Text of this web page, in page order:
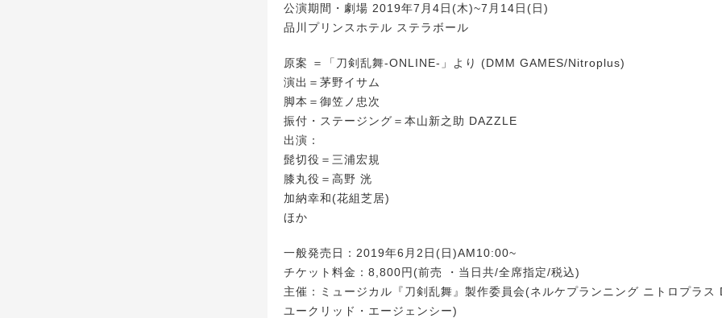
公演期間・劇場 2019年7月4日(木)~7月14日(日)
品川プリンスホテル ステラボール
原案 ＝「刀剣乱舞-ONLINE-」より (DMM GAMES/Nitroplus)
演出＝茅野イサム
脚本＝御笠ノ忠次
振付・ステージング＝本山新之助 DAZZLE
出演：
髭切役＝三浦宏規
膝丸役＝高野 洸
加納幸和(花組芝居)
ほか
一般発売日：2019年6月2日(日)AM10:00~
チケット料金：8,800円(前売 ・当日共/全席指定/税込)
主催：ミュージカル『刀剣乱舞』製作委員会(ネルケプランニング ニトロプラス
ユークリッド・エージェンシー)